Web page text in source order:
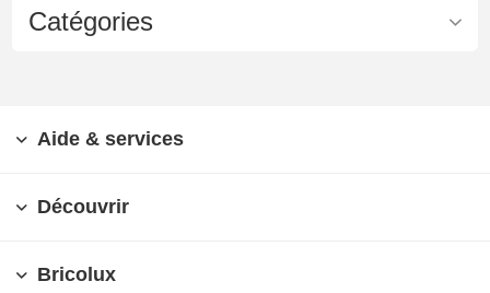
Catégories
Aide & services
Découvrir
Bricolux